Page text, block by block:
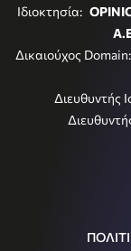
Ιδιοκτησία:
Δικαιούχος Domain:
Διευθυντής